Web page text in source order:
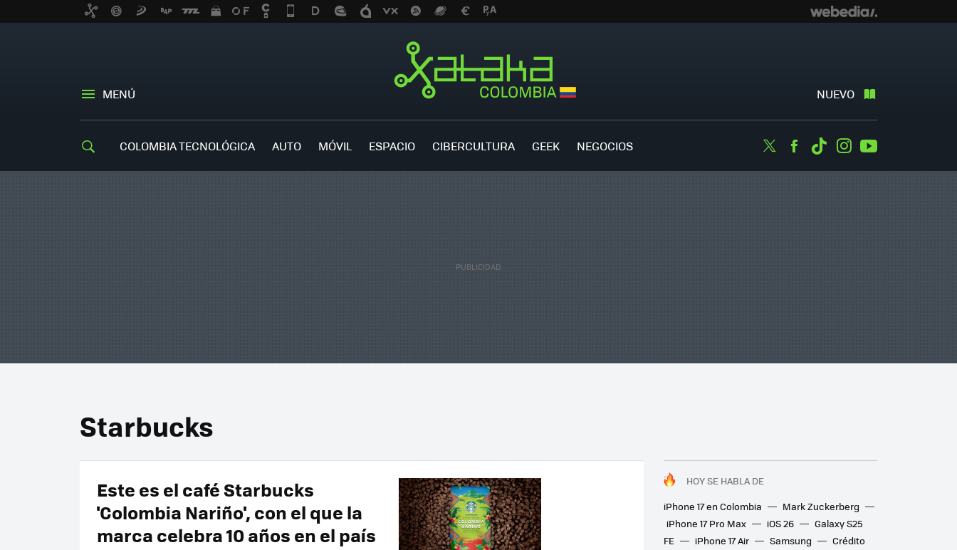
MENÚ NUEVO
COLOMBIA TECNOLÓGICA AUTO MÓVIL ESPACIO CIBERCULTURA GEEK NEGOCIOS TwitterFacebook
TiktokInstagram
Starbucks
HOY SE HABLA DE
iPhone 17 en Colombia
Mark Zuckerberg
iPhone 17 Pro Max
iOS 26
Galaxy S25
FE
iPhone 17 Air Samsung
Crédito
Este es el café Starbucks
'Colombia Nariño', con el que la
marca celebra 10 años en el país